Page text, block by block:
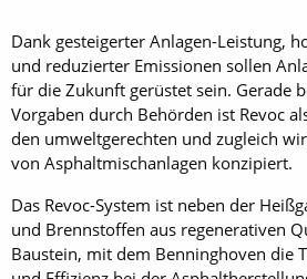
Dank gesteigerter Anlagen-Leistung,
und reduzierter Emissionen sollen
für die Zukunft gerüstet sein. Gerade
Vorgaben durch Behörden ist Revoc
den umweltgerechten und zugleich
von Asphaltmischanlagen konzipiert.
Das Revoc-System ist neben der
und Brennstoffen aus regenerativen
Baustein, mit dem Benninghoven die